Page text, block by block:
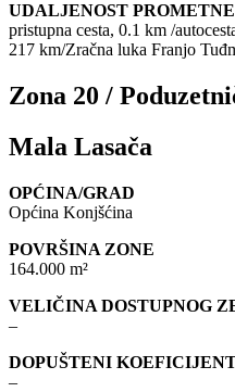
UDALJENOST
pristupna cesta, 0.1 km /
217 km/Zračna luka Franjo
Zona 20 /
Mala Lasača
OPĆINA/GRAD
Općina Konjšćina
POVRŠINA ZONE
164.000 m²
VELIČINA DOSTUPNOG
–
DOPUŠTENI
–